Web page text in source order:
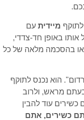
לתוקף מיידית עם
באופן חד-צדדי,
בהסכמה מלאה של כל
הוא נכנס לתוקף
מראש, ולרוב
עוד להבין
כשירים, אתם